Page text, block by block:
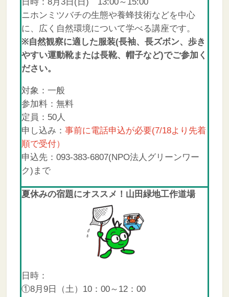
ニホンミツバチの生態や養蜂技術などを中心
に、広く自然環境について学べる講座です。
※自然観察に適した服装(長袖、長ズボン、歩き
やすい運動靴または長靴、帽子など)でご参加く
ださい。
対象：一般
参加料：無料
定員：50人
申し込み： 事前に電話申込が必要(7/18より先着
順で受付）
申込先：093-383-6807(NPO法人グリーンワー
ク)まで
夏休みの宿題にオススメ！山田緑地工作道場
日時：
①8月9日（土）10：00～12：00